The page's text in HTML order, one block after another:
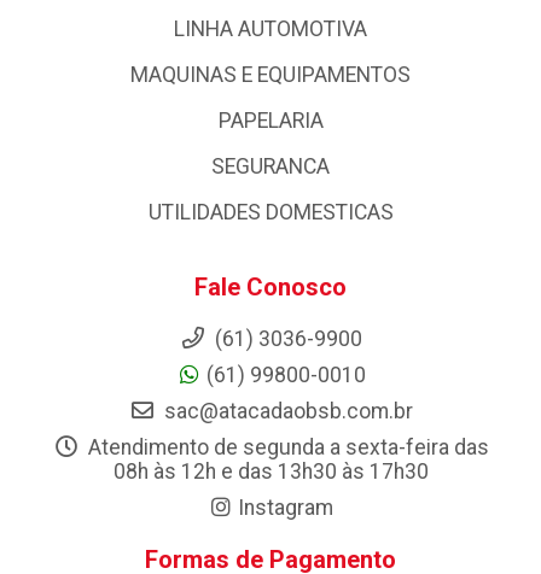
LINHA AUTOMOTIVA
MAQUINAS E EQUIPAMENTOS
PAPELARIA
SEGURANCA
UTILIDADES DOMESTICAS
Fale Conosco
(61) 3036-9900
(61) 99800-0010
sac@atacadaobsb.com.br
Atendimento de segunda a sexta-feira das
08h às 12h e das 13h30 às 17h30
Instagram
Formas de Pagamento